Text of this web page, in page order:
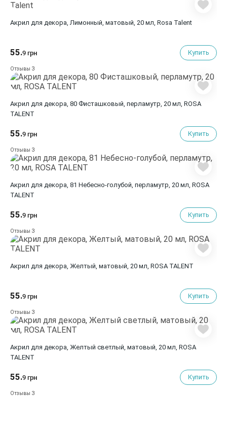
Акрил для декора, Лимонный, матовый, 20 мл, Rosa Talent
55.9 грн Купить
Отзывы 3
Акрил для декора, 80 Фисташковый, перламутр, 20 мл, ROSA
TALENT
55.9 грн Купить
Отзывы 3
Акрил для декора, 81 Небесно-голубой, перламутр, 20 мл, ROSA
TALENT
55.9 грн Купить
Отзывы 3
Акрил для декора, Желтый, матовый, 20 мл, ROSA TALENT
55.9 грн Купить
Отзывы 3
Акрил для декора, Желтый светлый, матовый, 20 мл, ROSA
TALENT
55.9 грн Купить
Отзывы 3